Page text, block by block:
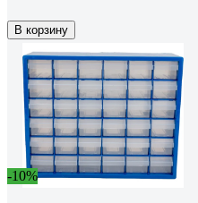
В корзину
-10%